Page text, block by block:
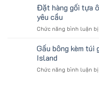
Đặt hàng gối tựa
yêu cầu
Chức năng bình luận
Gấu bông kèm túi
Island
Chức năng bình luận